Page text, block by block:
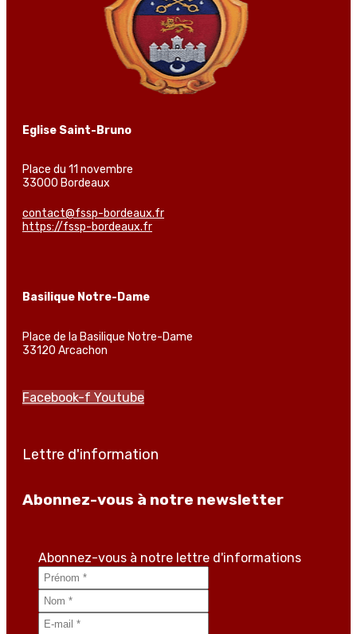
Eglise Saint-Bruno
Place du 11 novembre
33000 Bordeaux
contact@fssp-bordeaux.fr
https://fssp-bordeaux.fr
Basilique Notre-Dame
Place de la Basilique Notre-Dame
33120 Arcachon
Facebook-f Youtube
Lettre d'information
Abonnez-vous à notre newsletter
Abonnez-vous à notre lettre d'informations